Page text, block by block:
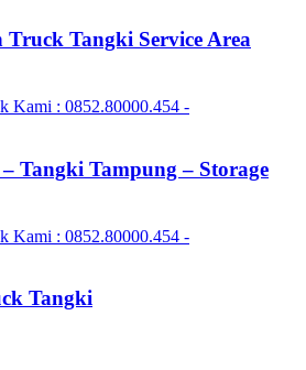
Tangki Service Area
Tangki Tampung – Storage
Tangki